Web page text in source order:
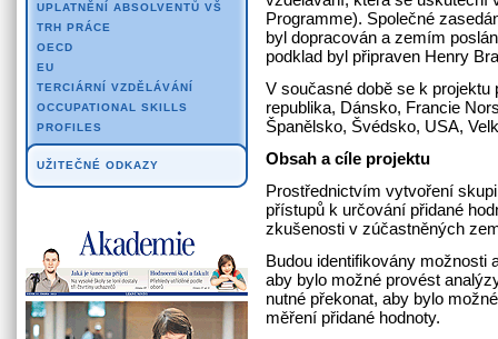
UPLATNĚNÍ ABSOLVENTŮ VŠ
TRH PRÁCE
OECD
EU
TERCIÁRNÍ VZDĚLÁVÁNÍ
OCCUPATIONAL SKILLS
PROFILES
UŽITEČNÉ ODKAZY
Programme). Společné
byl dopracován a zemím
podklad byl připraven Henry
V současné době se k projektu
republika, Dánsko, Francie
Španělsko, Švédsko, USA,
Obsah a cíle projektu
Prostřednictvím vytvoření
přístupů k určování přidané
zkušenosti v zúčastněných
Budou identifikovány možnosti
aby bylo možné provést
nutné překonat, aby bylo
měření přidané hodnoty.